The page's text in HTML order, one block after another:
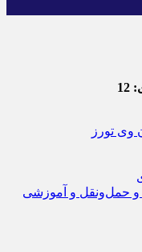
وی تورز
و حمل‌و‌نقل و آموزشی